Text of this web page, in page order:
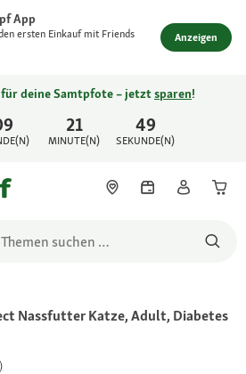
App
ersten Einkauf mit Friends Anzeigen
21
MINUTE(N)
49
SEKUNDE(N)
deine Samtpfote – jetztsparen!
Nassfutter Katze, Adult, Diabetes